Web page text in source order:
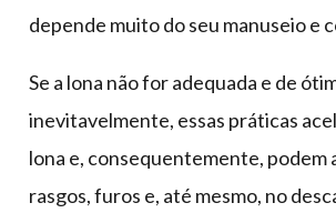
depende muito do seu manuseio e
Se a lona não for adequada e de
inevitavelmente, essas práticas
lona e, consequentemente, podem
rasgos, furos e, até mesmo, no